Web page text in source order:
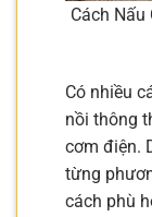
Cách
Có nhiều
nồi thông
cơm điện.
từng
cách phù